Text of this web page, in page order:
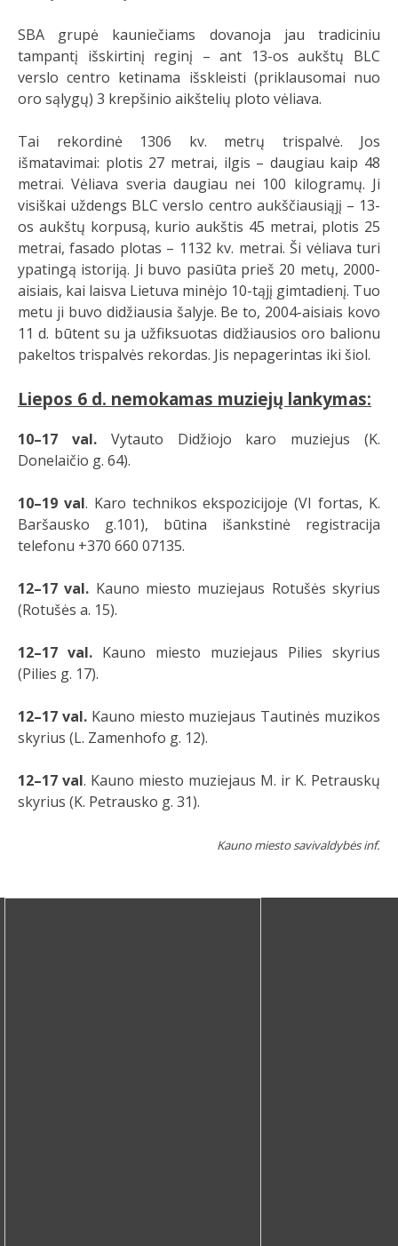
SBA grupė kauniečiams dovanoja jau tradiciniu
tampantį išskirtinį reginį – ant 13-os aukštų BLC
verslo centro ketinama išskleisti (priklausomai nuo
oro sąlygų) 3 krepšinio aikštelių ploto vėliava.
Tai rekordinė 1306 kv. metrų trispalvė. Jos
išmatavimai: plotis 27 metrai, ilgis – daugiau kaip 48
metrai. Vėliava sveria daugiau nei 100 kilogramų. Ji
visiškai uždengs BLC verslo centro aukščiausiąjį – 13-
os aukštų korpusą, kurio aukštis 45 metrai, plotis 25
metrai, fasado plotas – 1132 kv. metrai. Ši vėliava turi
ypatingą istoriją. Ji buvo pasiūta prieš 20 metų, 2000-
aisiais, kai laisva Lietuva minėjo 10-tąjį gimtadienį. Tuo
metu ji buvo didžiausia šalyje. Be to, 2004-aisiais kovo
11 d. būtent su ja užfiksuotas didžiausios oro balionu
pakeltos trispalvės rekordas. Jis nepagerintas iki šiol.
Liepos 6 d. nemokamas muziejų lankymas:
10–17 val. Vytauto Didžiojo karo muziejus (K.
Donelaičio g. 64).
10–19 val. Karo technikos ekspozicijoje (VI fortas, K.
Baršausko g.101), būtina išankstinė registracija
telefonu +370 660 07135.
12–17 val. Kauno miesto muziejaus Rotušės skyrius
(Rotušės a. 15).
12–17 val. Kauno miesto muziejaus Pilies skyrius
(Pilies g. 17).
12–17 val.Kauno miesto muziejaus Tautinės muzikos
skyrius (L. Zamenhofo g. 12).
12–17 val. Kauno miesto muziejaus M. ir K. Petrauskų
skyrius (K. Petrausko g. 31).
Kauno miesto savivaldybės inf.